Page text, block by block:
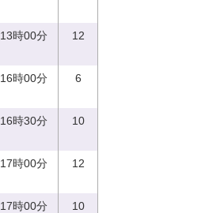
13時00分 12
16時00分 6
16時30分 10
17時00分 12
17時00分 10